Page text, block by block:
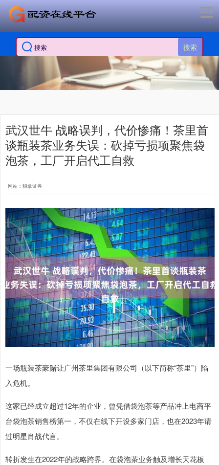
搜索
武汉世牛 战略误判，代价惨痛！茶里首
谈瓶装茶业务失误：砍掉亏损项聚焦袋
泡茶，工厂开启代工自救
网站：稳拿证券
一场瓶装茶豪赌让广州茶里集团有限公司（以下简称“茶里”）陷
入危机。
这家已经成立超过12年的企业，曾凭借袋泡茶等产品冲上电商平
台袋泡茶销售榜第一，不仅在线下开设多家门店，也在2023年请
过明星肖战代言。
转折发生在2022年的战略跨界。在袋泡茶业务触及增长天花板